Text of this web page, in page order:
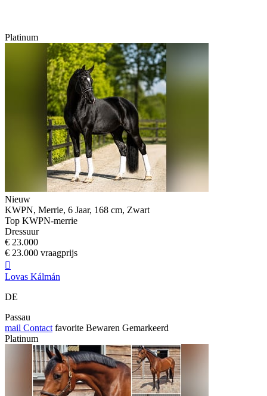
Platinum
Nieuw
KWPN, Merrie, 6 Jaar, 168 cm, Zwart
Top KWPN-merrie
Dressuur
€ 23.000
€ 23.000 vraagprijs

Lovas Kálmán
DE
Passau
mail Contact favorite Bewaren Gemarkeerd
Platinum